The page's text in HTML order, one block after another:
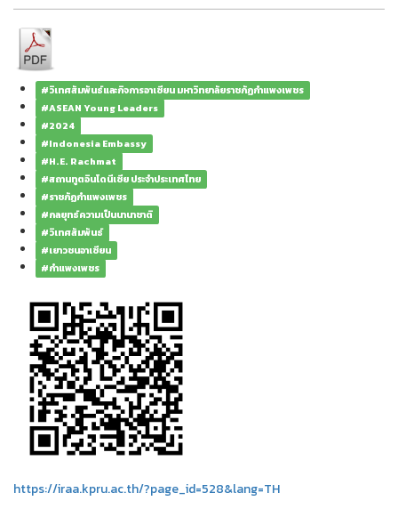
#วิเทศสัมพันธ์และกิจการอาเซียน มหาวิทยาลัยราชภัฏกำแพงเพชร
#ASEAN Young Leaders
#2024
#Indonesia Embassy
#H.E. Rachmat
#สถานทูตอินโดนีเซีย ประจำประเทศไทย
#ราชภัฏกำแพงเพชร
#กลยุทธ์ความเป็นนานาชาติ
#วิเทศสัมพันธ์
#เยาวชนอาเซียน
#กำแพงเพชร
https://iraa.kpru.ac.th/?page_id=528&lang=TH